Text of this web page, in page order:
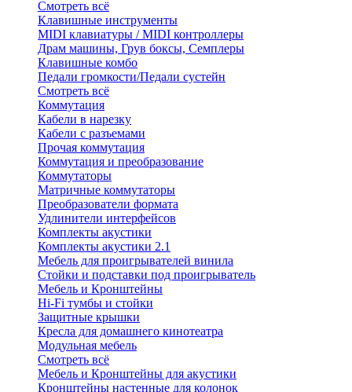
Смотреть всё
Клавишные инструменты
MIDI клавиатуры / MIDI контроллеры
Драм машины, Грув боксы, Семплеры
Клавишные комбо
Педали громкости/Педали сустейн
Смотреть всё
Коммутация
Кабели в нарезку
Кабели с разъемами
Прочая коммутация
Коммутация и преобразование
Коммутаторы
Матричные коммутаторы
Преобразователи формата
Удлинители интерфейсов
Комплекты акустики
Комплекты акустики 2.1
Мебель для проигрывателей винила
Стойки и подставки под проигрыватель
Мебель и Кронштейны
Hi-Fi тумбы и стойки
Защитные крышки
Кресла для домашнего кинотеатра
Модульная мебель
Смотреть всё
Мебель и Кронштейны для акустики
Кронштейны настенные для колонок